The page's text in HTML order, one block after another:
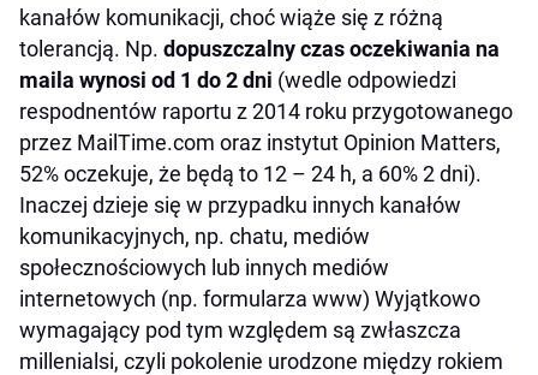
kanałów komunikacji, choć wiąże się z różną
tolerancją. Np. dopuszczalny czas oczekiwania na
maila wynosi od 1 do 2 dni (wedle odpowiedzi
respodnentów raportu z 2014 roku przygotowanego
przez MailTime.com oraz instytut Opinion Matters,
52% oczekuje, że będą to 12 – 24 h, a 60% 2 dni).
Inaczej dzieje się w przypadku innych kanałów
komunikacyjnych, np. chatu, mediów
społecznościowych lub innych mediów
internetowych (np. formularza www) Wyjątkowo
wymagający pod tym względem są zwłaszcza
millenialsi, czyli pokolenie urodzone między rokiem